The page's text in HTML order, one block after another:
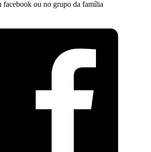
facebook ou no grupo da família